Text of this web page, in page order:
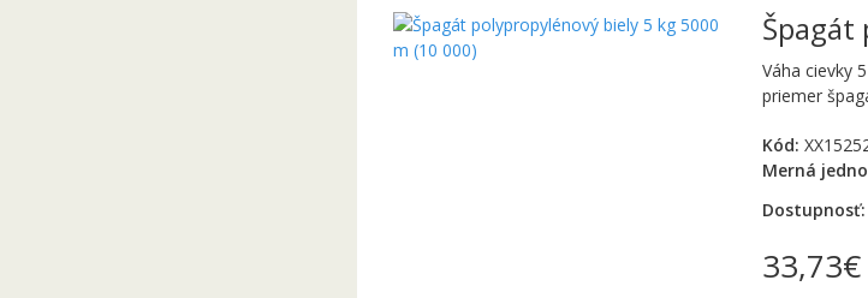
Špagát
Váha cievky
priemer
Kód:
Merná
Dostupnosť:
33,73€